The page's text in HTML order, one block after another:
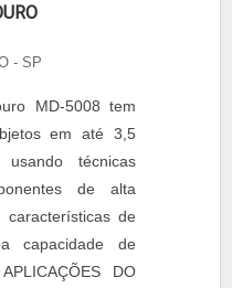
- SP
MD-5008 tem
em até 3,5
técnicas
de alta
de
capacidade de
DO